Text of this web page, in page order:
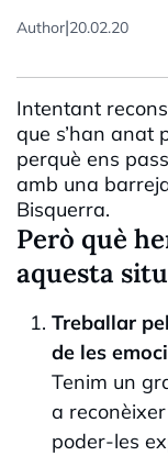
Author|20.02.20
Intentant
que s’han anat
perquè ens
amb una
Bisquerra.
Però què
aquesta
Treballar
de les
Tenim un
a
poder-les